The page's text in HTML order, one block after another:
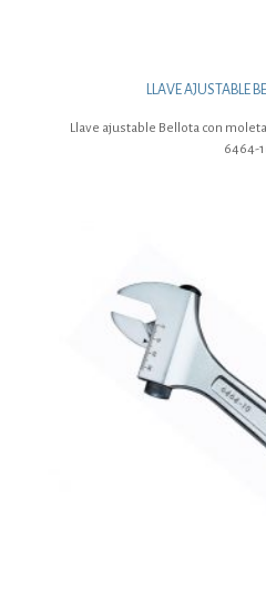
LLAVE AJUSTABLE
Llave ajustable Bellota con
6464-